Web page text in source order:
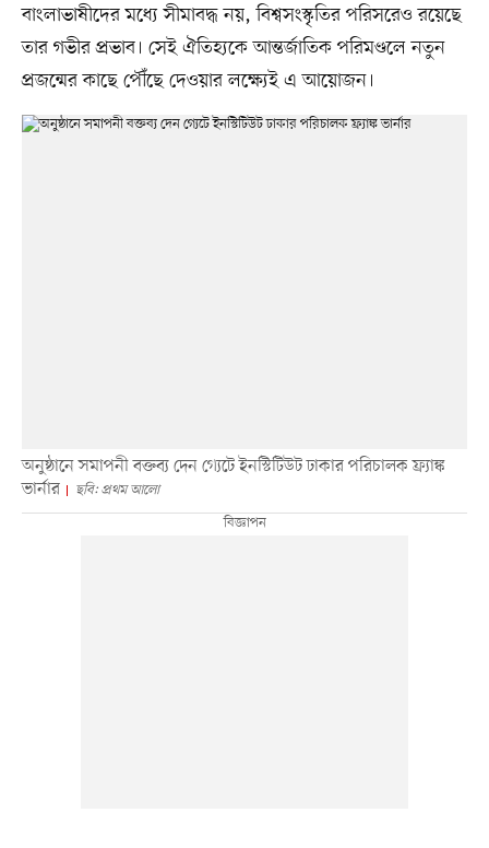
বাংলাভাষীদের মধ্যে সীমাবদ্ধ নয়, বিশ্বসংস্কৃতির পরিসরেও রয়েছে
তার গভীর প্রভাব। সেই ঐতিহ্যকে আন্তর্জাতিক পরিমণ্ডলে নতুন
প্রজন্মের কাছে পৌঁছে দেওয়ার লক্ষ্যেই এ আয়োজন।
অনুষ্ঠানে সমাপনী বক্তব্য দেন গ্যেটে ইনস্টিটিউট ঢাকার পরিচালক ফ্র্যাঙ্ক
ভার্নার
ছবি: প্রথম আলো